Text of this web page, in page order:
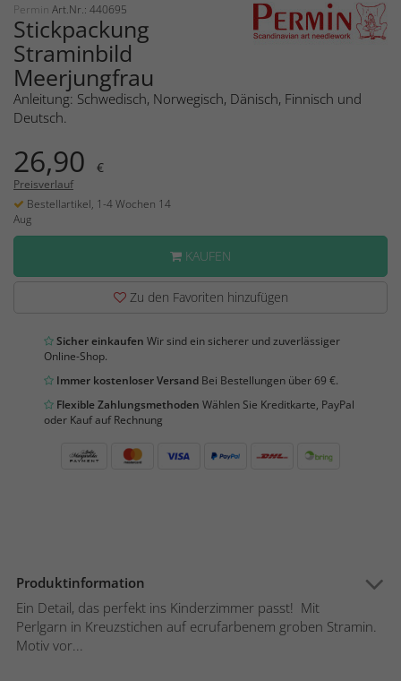
Permin Art.Nr.: 440695
Stickpackung
Straminbild
Meerjungfrau
Anleitung: Schwedisch, Norwegisch, Dänisch, Finnisch und
Deutsch.
26,90 €
Preisverlauf
Bestellartikel, 1-4 Wochen 14
Aug
KAUFEN
Zu den Favoriten hinzufügen
Sicher einkaufen Wir sind ein sicherer und zuverlässiger
Online-Shop.
Immer kostenloser Versand Bei Bestellungen über 69 €.
Flexible Zahlungsmethoden Wählen Sie Kreditkarte, PayPal
oder Kauf auf Rechnung
Produktinformation
Ein Detail, das perfekt ins Kinderzimmer passt! Mit
Perlgarn in Kreuzstichen auf ecrufarbenem groben Stramin.
Motiv vor...